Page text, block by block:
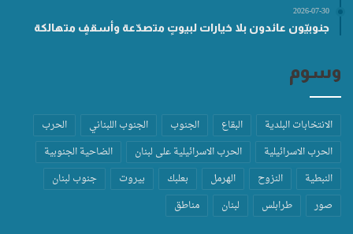
2026-07-30
جنوبيّون عائدون بلا خيارات لبيوتٍ متصدّعة وأسقفٍ متهالكة
وسوم
الانتخابات البلدية البقاع الجنوب الجنوب اللبناني
الحرب
الحرب الاسرائيلية
الحرب الاسرائيلية على لبنان
الضاحية الجنوبية
النبطية
النزوح الهرمل بعلبك بيروت
جنوب لبنان
صور
طرابلس لبنان مناطق